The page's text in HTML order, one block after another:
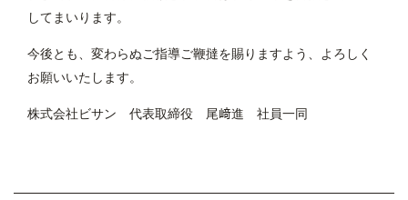
してまいります。
今後とも、変わらぬご指導ご鞭撻を賜りますよう、よろしく
お願いいたします。
株式会社ビサン 代表取締役 尾﨑進 社員一同